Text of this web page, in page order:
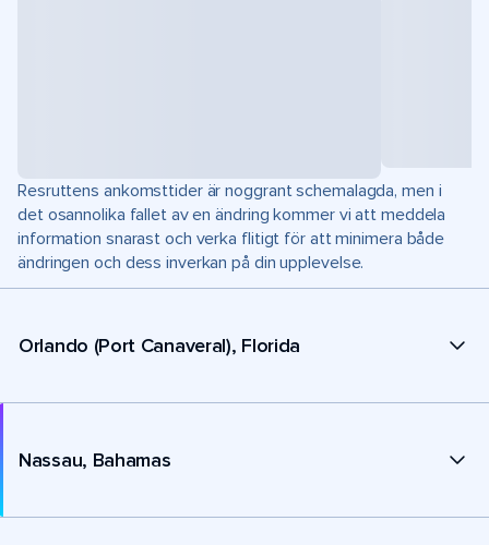
Resruttens ankomsttider är noggrant schemalagda, men i
det osannolika fallet av en ändring kommer vi att meddela
information snarast och verka flitigt för att minimera både
ändringen och dess inverkan på din upplevelse.
Orlando (Port Canaveral), Florida
Nassau, Bahamas